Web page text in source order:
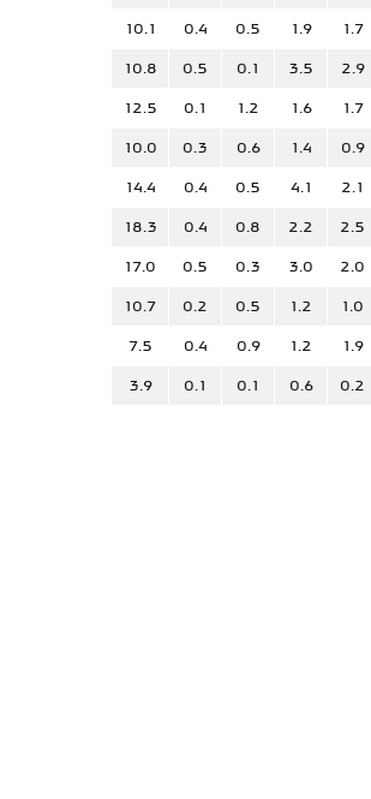
1.7
1.9
0.5
0.4
10.1
2.9
3.5
0.1
0.5
10.8
1.7
1.6
1.2
0.1
12.5
0.9
1.4
0.6
0.3
10.0
2.1
4.1
0.5
0.4
14.4
2.5
2.2
0.8
0.4
18.3
2.0
3.0
0.3
0.5
17.0
1.0
1.2
0.5
0.2
10.7
1.9
1.2
0.9
0.4
7.5
0.2
0.6
0.1
0.1
3.9